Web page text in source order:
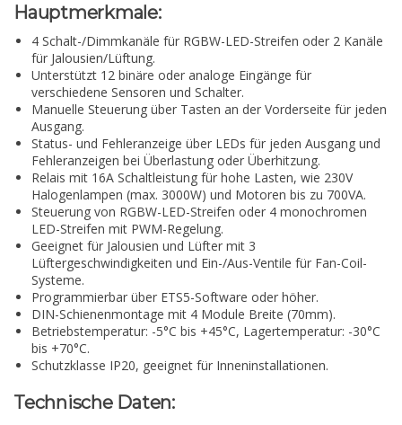
Hauptmerkmale:
4 Schalt-/Dimmkanäle für RGBW-LED-Streifen oder 2 Kanäle
für Jalousien/Lüftung.
Unterstützt 12 binäre oder analoge Eingänge für
verschiedene Sensoren und Schalter.
Manuelle Steuerung über Tasten an der Vorderseite für jeden
Ausgang.
Status- und Fehleranzeige über LEDs für jeden Ausgang und
Fehleranzeigen bei Überlastung oder Überhitzung.
Relais mit 16A Schaltleistung für hohe Lasten, wie 230V
Halogenlampen (max. 3000W) und Motoren bis zu 700VA.
Steuerung von RGBW-LED-Streifen oder 4 monochromen
LED-Streifen mit PWM-Regelung.
Geeignet für Jalousien und Lüfter mit 3
Lüftergeschwindigkeiten und Ein-/Aus-Ventile für Fan-Coil-
Systeme.
Programmierbar über ETS5-Software oder höher.
DIN-Schienenmontage mit 4 Module Breite (70mm).
Betriebstemperatur: -5°C bis +45°C, Lagertemperatur: -30°C
bis +70°C.
Schutzklasse IP20, geeignet für Inneninstallationen.
Technische Daten: